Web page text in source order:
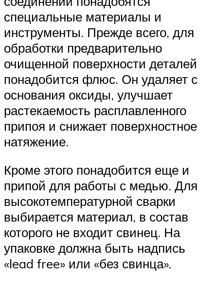
специальные материалы и
инструменты. Прежде всего, для
обработки предварительно
очищенной поверхности деталей
понадобится флюс. Он удаляет с
основания оксиды, улучшает
растекаемость расплавленного
припоя и снижает поверхностное
натяжение.
Кроме этого понадобится еще и
припой для работы с медью. Для
высокотемпературной сварки
выбирается материал, в состав
которого не входит свинец. На
упаковке должна быть надпись
«lead free» или «без свинца».